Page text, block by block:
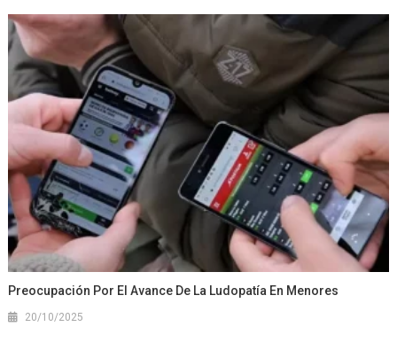
Preocupación Por El Avance De La Ludopatía En Menores
20/10/2025